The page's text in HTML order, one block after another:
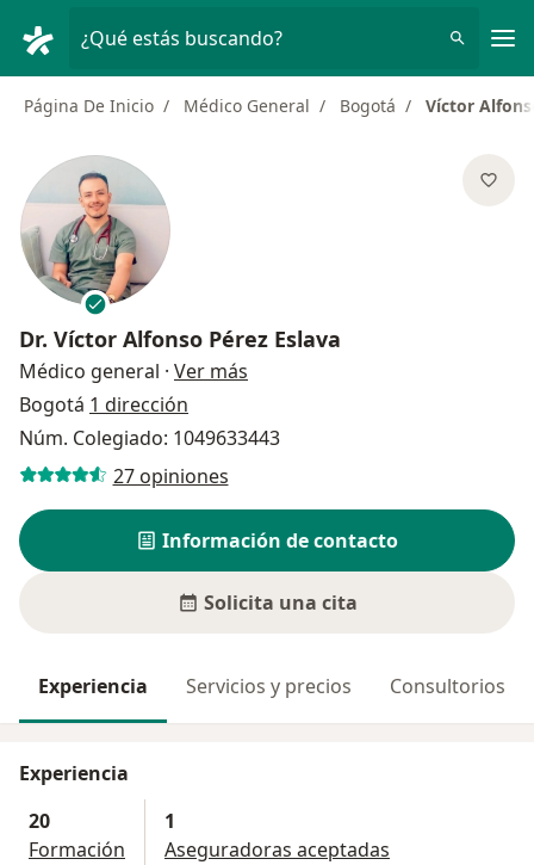
¿Qué estás buscando?
Página De Inicio Médico General Bogotá Víctor
Dr. Víctor Alfonso Pérez Eslava
Médico general · Ver más
Bogotá 1 dirección
Núm. Colegiado: 1049633443
27 opiniones
Información de contacto
Solicita una cita
Experiencia Servicios y precios Consultorios
Experiencia
20
Formación
1
Aseguradoras aceptadas